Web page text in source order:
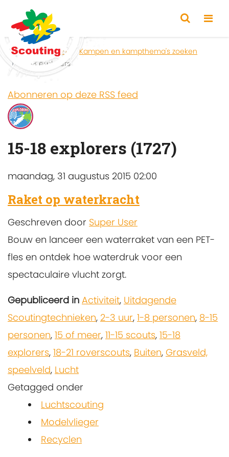
Home Zoeken
Kampen en kampthema's zoeken
15-18 explorers
Abonneren op deze RSS feed
15-18 explorers (1727)
maandag, 31 augustus 2015 02:00
Raket op waterkracht
Geschreven door Super User
Bouw en lanceer een waterraket van een PET-
fles en ontdek hoe waterdruk voor een
spectaculaire vlucht zorgt.
Gepubliceerd in Activiteit, Uitdagende
Scoutingtechnieken, 2-3 uur, 1-8 personen, 8-15
personen, 15 of meer, 11-15 scouts, 15-18
explorers, 18-21 roverscouts, Buiten, Grasveld,
speelveld, Lucht
Getagged onder
Luchtscouting
Modelvlieger
Recyclen